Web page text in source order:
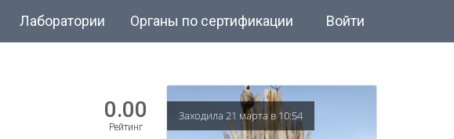
Лаборатории Органы по сертификации Войти
0.00
Рейтинг
Заходила 21 марта в 10:54